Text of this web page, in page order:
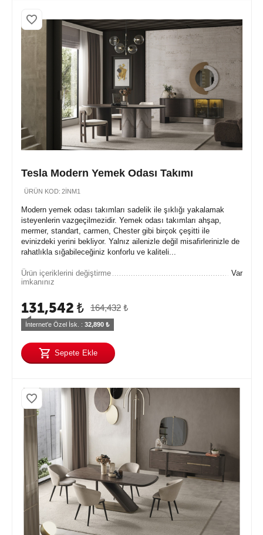
Tesla Modern Yemek Odası Takımı
ÜRÜN KOD: 2İNM1
Modern yemek odası takımları sadelik ile şıklığı yakalamak
isteyenlerin vazgeçilmezidir. Yemek odası takımları ahşap,
mermer, standart, carmen, Chester gibi birçok çeşitti ile
evinizdeki yerini bekliyor. Yalnız ailenizle değil misafirlerinizle de
rahatlıkla sığabileceğiniz konforlu ve kaliteli...
Ürün içeriklerini değiştirme
imkanınız
Var
164,432 ₺
131,542 ₺
İnternet'e Özel İsk. : 32,890 ₺
Sepete Ekle